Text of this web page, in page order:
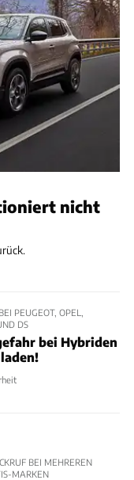
nicht
PEUGEOT, OPEL,
DS
bei Hybriden
BEI MEHREREN
MARKEN